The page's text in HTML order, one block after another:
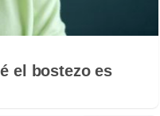
el bostezo es